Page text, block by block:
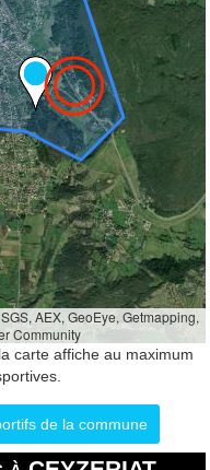
AEX, GeoEye, Getmapping,
Community
carte affiche au maximum
de la commune